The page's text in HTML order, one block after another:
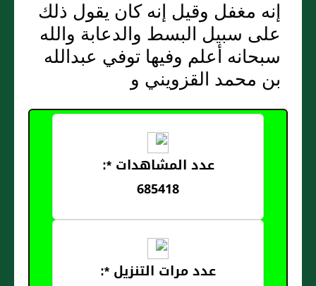
إنه مغفل وقيل إنه كان يقول ذلك
على سبيل البسط والدعابة والله
سبحانه أعلم وفيها توفي عبدالله
بن محمد القزويني و
عدد المشاهدات *:
685418
عدد مرات التنزيل *: